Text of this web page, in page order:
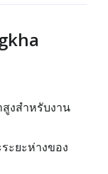
งสำหรับงาน
ะยะห่างของ